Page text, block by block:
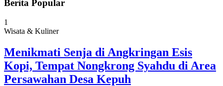
Berita Popular
1
Wisata & Kuliner
Menikmati Senja di Angkringan Esis
Kopi, Tempat Nongkrong Syahdu di Area
Persawahan Desa Kepuh